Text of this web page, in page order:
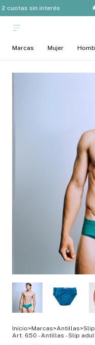
cuotas sin interés
Marcas Mujer
Inicio>Marcas>Antillas>
Art. 650 - Antillas - Slip